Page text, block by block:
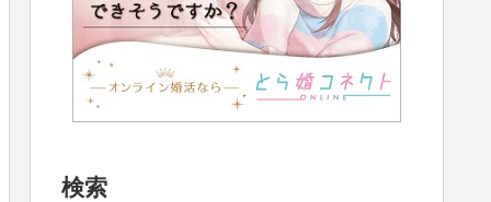
検索